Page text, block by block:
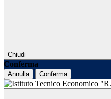
Chiudi
Conferma
Annulla Conferma